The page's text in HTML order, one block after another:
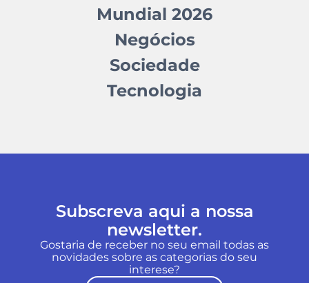
Mundial 2026
Negócios
Sociedade
Tecnologia
Subscreva aqui a nossa
newsletter.
Gostaria de receber no seu email todas as
novidades sobre as categorias do seu
interese?